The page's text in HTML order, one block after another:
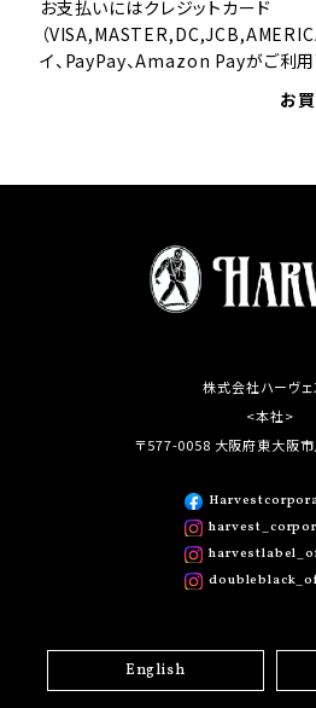
お支払いにはクレジットカード
（
イ、PayPay、Amazon Payがご利用
お
株式会社ハーヴェ
<本社>
〒577-0058 大阪府東大阪
English